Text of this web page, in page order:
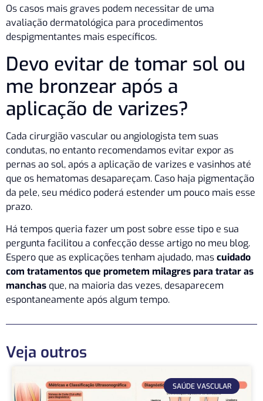
Os casos mais graves podem necessitar de uma
avaliação dermatológica para procedimentos
despigmentantes mais específicos.
Devo evitar de tomar sol ou
me bronzear após a
aplicação de varizes?
Cada cirurgião vascular ou angiologista tem suas
condutas, no entanto recomendamos evitar expor as
pernas ao sol, após a aplicação de varizes e vasinhos até
que os hematomas desapareçam. Caso haja pigmentação
da pele, seu médico poderá estender um pouco mais esse
prazo.
Há tempos queria fazer um post sobre esse tipo e sua
pergunta facilitou a confecção desse artigo no meu blog.
Espero que as explicações tenham ajudado, mascuidado
com tratamentos que prometem milagres para tratar as
manchas que, na maioria das vezes, desaparecem
espontaneamente após algum tempo.
Veja outros
SAÚDE VASCULAR